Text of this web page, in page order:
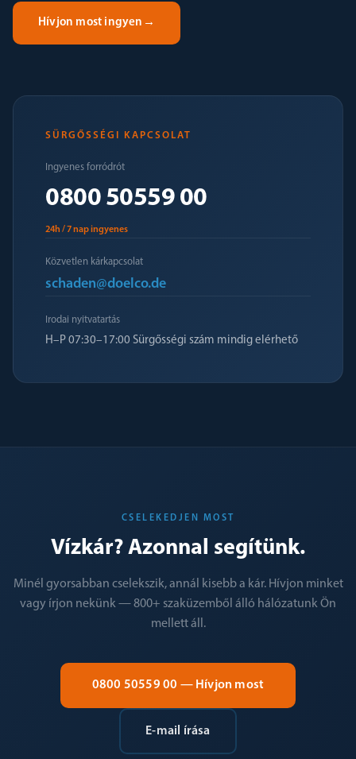
Hívjon most ingyen →
SÜRGŐSSÉGI KAPCSOLAT
Ingyenes forródrót
0800 50559 00
24h / 7 nap ingyenes
Közvetlen kárkapcsolat
schaden@doelco.de
Irodai nyitvatartás
H–P 07:30–17:00 Sürgősségi szám mindig elérhető
CSELEKEDJEN MOST
Vízkár? Azonnal segítünk.
Minél gyorsabban cselekszik, annál kisebb a kár. Hívjon minket
vagy írjon nekünk — 800+ szaküzemből álló hálózatunk Ön
mellett áll.
0800 50559 00 — Hívjon most
E-mail írása